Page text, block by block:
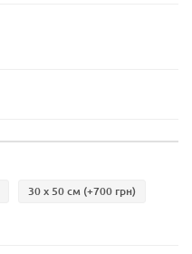
30 х 50 см (+700 грн)